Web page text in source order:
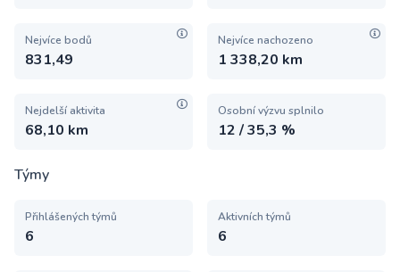
Nejvíce bodů
831,49
Nejvíce nachozeno
1 338,20 km
Nejdelší aktivita
68,10 km
Osobní výzvu splnilo
12 / 35,3 %
Týmy
Přihlášených týmů
6
Aktivních týmů
6